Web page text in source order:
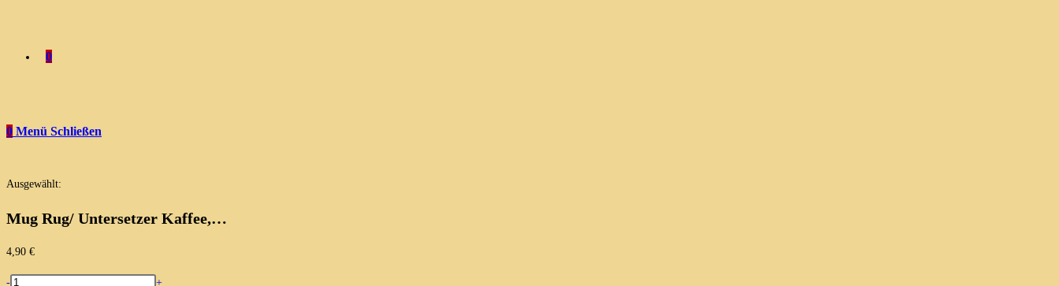
0
0 Menü Schließen
Ausgewählt:
Mug Rug/ Untersetzer Kaffee,…
4,90 €
Mug
-
+